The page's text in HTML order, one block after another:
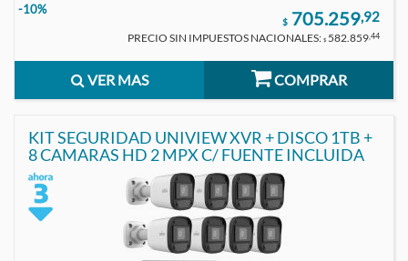
-10%
$ 705.259,92
PRECIO SIN IMPUESTOS NACIONALES: $ 582.859,44
VER MAS COMPRAR
KIT SEGURIDAD UNIVIEW XVR + DISCO 1TB +
8 CAMARAS HD 2 MPX C/ FUENTE INCLUIDA